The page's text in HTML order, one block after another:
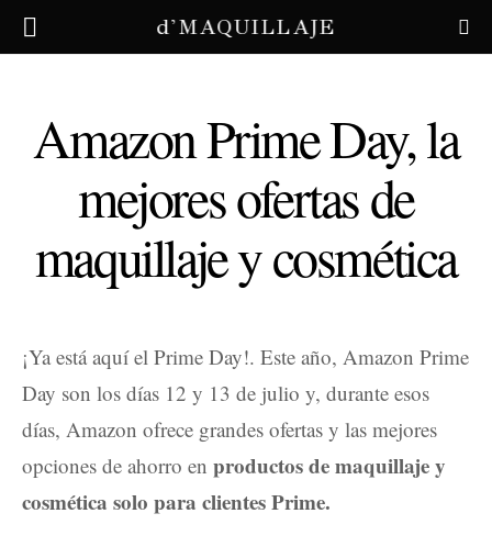
d'MAQUILLAJE
Amazon Prime Day, la
mejores ofertas de
maquillaje y cosmética
¡Ya está aquí el Prime Day!. Este año, Amazon Prime
Day son los días 12 y 13 de julio y, durante esos
días, Amazon ofrece grandes ofertas y las mejores
opciones de ahorro en productos de maquillaje y
cosmética solo para clientes Prime.